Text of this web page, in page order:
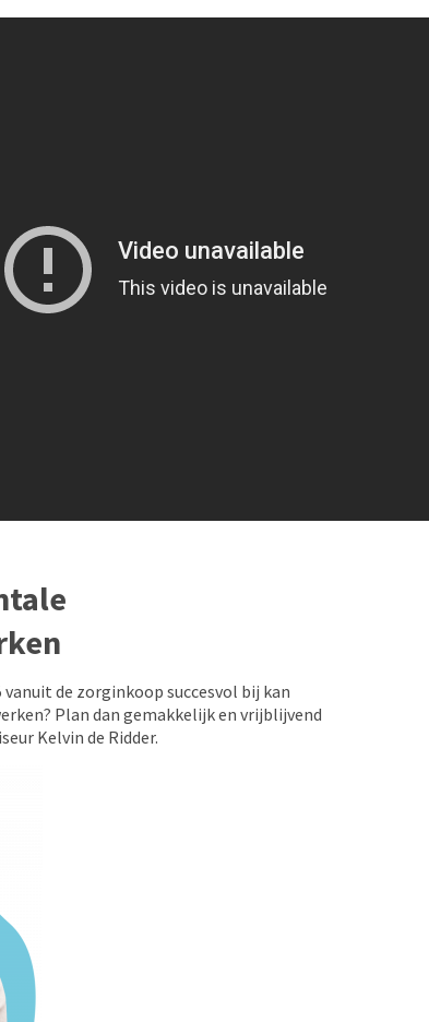
de zorginkoop succesvol bij kan
Plan dan gemakkelijk en vrijblijvend
Kelvin de Ridder.